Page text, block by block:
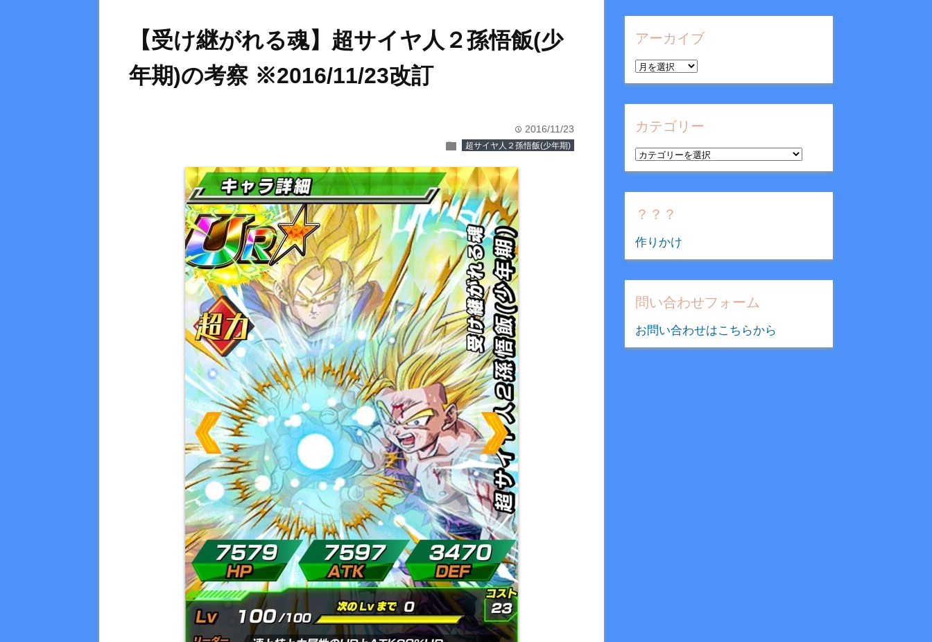
【受け継がれる魂】超サイヤ人２孫悟飯(少
年期)の考察 ※2016/11/23改訂
time 2016/11/23
folder 超サイヤ人２孫悟飯(少年期)
アーカイブ
ア
ー
カ
イ
カテゴリー
カ
テ
ゴ
リ
？？？
作りかけ
問い合わせフォーム
お問い合わせはこちらから